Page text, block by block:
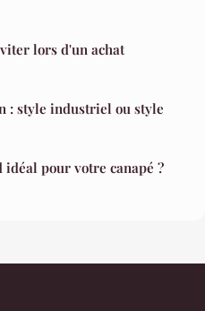
lors d'un achat
: style industriel ou style
pour votre canapé ?